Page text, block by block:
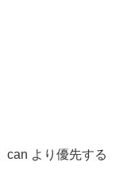
can より優先する